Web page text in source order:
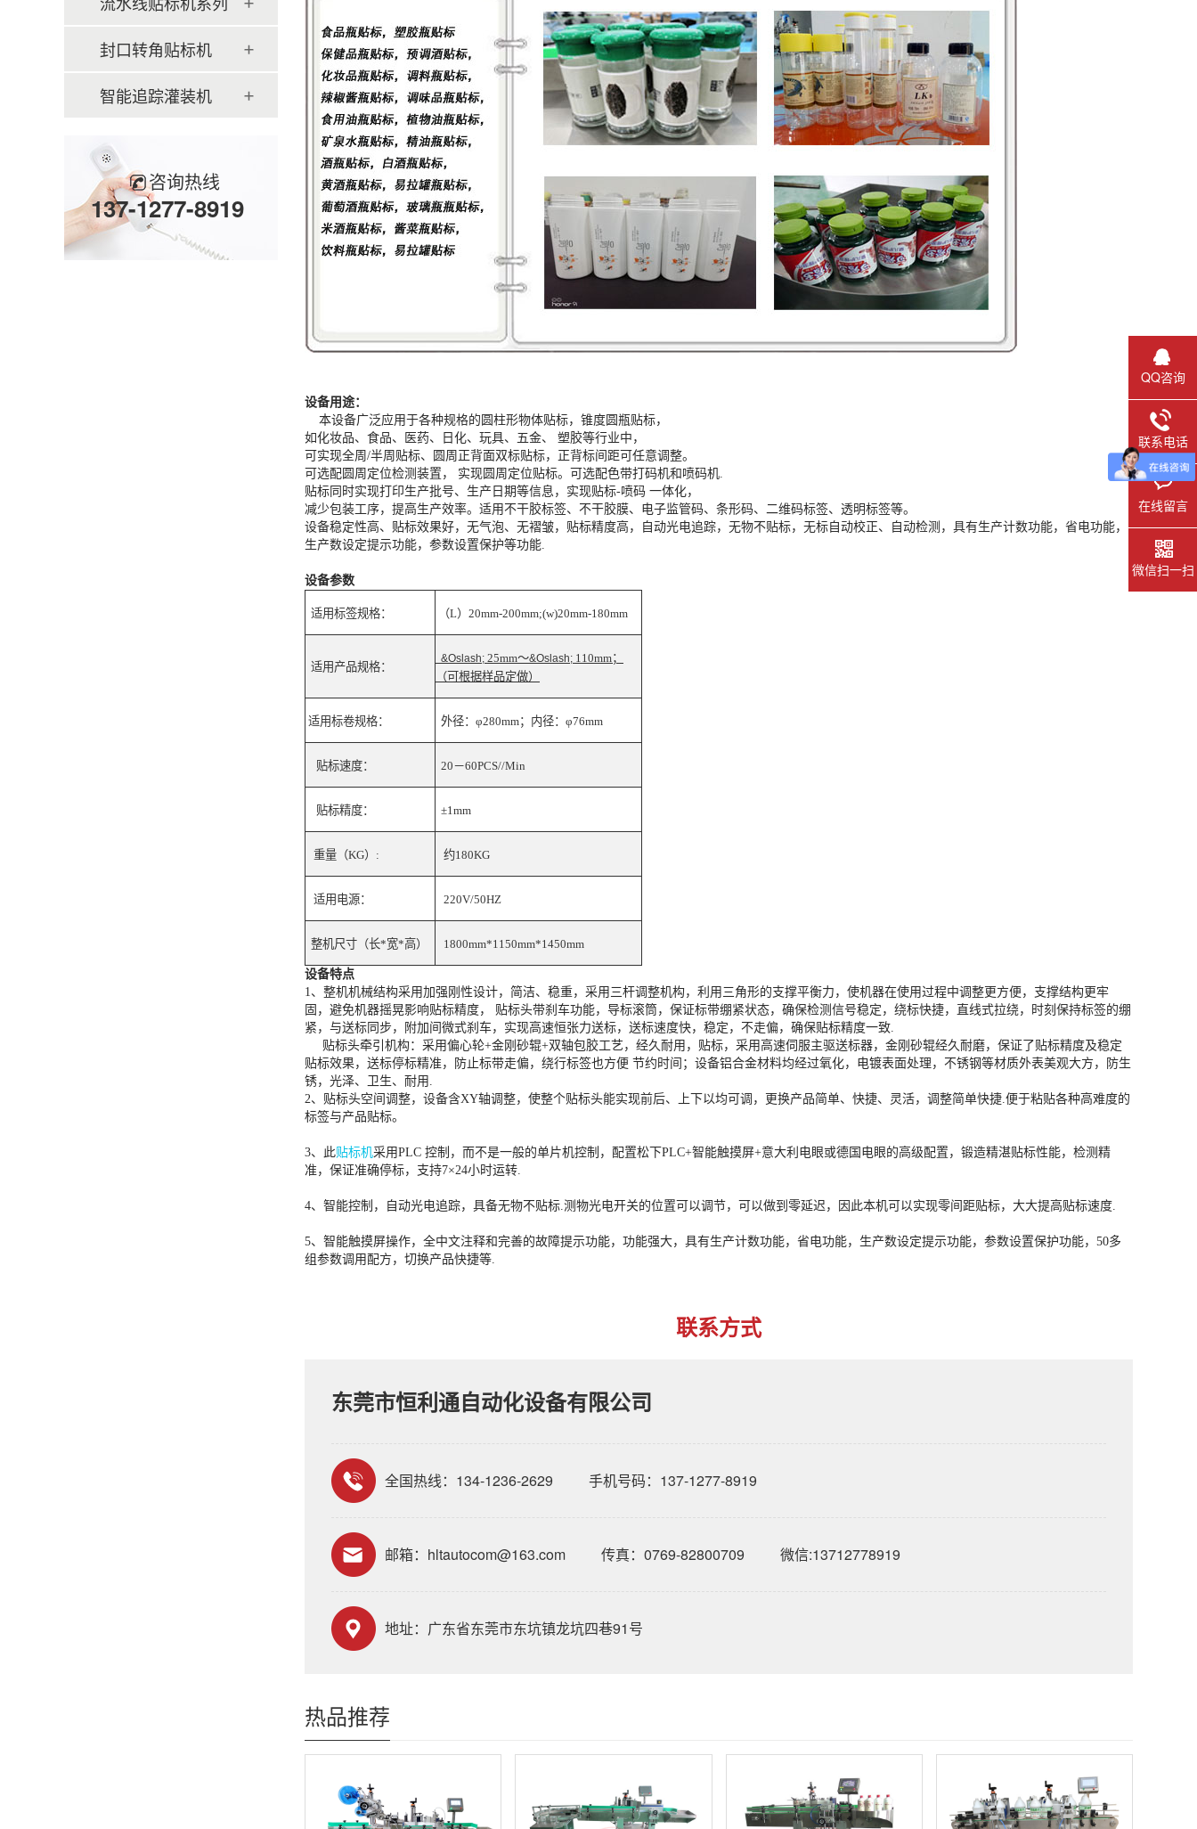
封口转角贴标机
智能追踪灌装机
咨询热线
137-1277-8919
设备用途：
本设备广泛应用于各种规格的圆柱形物体贴标，锥度圆瓶贴标，
如化妆品、食品、医药、日化、玩具、五金、 塑胶等行业中，
可实现全周/半周贴标、圆周正背面双标贴标，正背标间距可任意调整。
可选配圆周定位检测装置， 实现圆周定位贴标。可选配色带打码机和喷码机.
贴标同时实现打印生产批号、生产日期等信息，实现贴标-喷码 一体化，
减少包装工序，提高生产效率。适用不干胶标签、不干胶膜、电子监管码、条形码、二维码标签、透明标签等。
设备稳定性高、贴标效果好，无气泡、无褶皱，贴标精度高，自动光电追踪，无物不贴标，无标自动校正、自动检测，具有生产计数功能，省电功能，
生产数设定提示功能，参数设置保护等功能.
设备参数
适用标签规格： （L） 20mm-200mm;(w)20mm-180mm
适用产品规格：
&Oslash; 25mm～&Oslash; 110mm；
（可根据样品定做）
适用标卷规格： 外径： φ280mm；内径： φ76mm
贴标速度： 20－60PCS//Min
贴标精度： ±1mm
重量（KG） : 约180KG
适用电源： 220V/50HZ
整机尺寸（长*宽*高） 1800mm*1150mm*1450mm
设备特点
1、整机机械结构采用加强刚性设计，简洁、稳重，采用三杆调整机构，利用三角形的支撑平衡力，使机器在使用过程中调整更方便，支撑结构更牢
固，避免机器摇晃影响贴标精度， 贴标头带刹车功能，导标滚筒，保证标带绷紧状态，确保检测信号稳定，绕标快捷，直线式拉绕，时刻保持标签的绷
紧，与送标同步，附加间微式刹车，实现高速恒张力送标，送标速度快，稳定，不走偏，确保贴标精度一致.
贴标头牵引机构：采用偏心轮+金刚砂辊+双轴包胶工艺，经久耐用，贴标，采用高速伺服主驱送标器，金刚砂辊经久耐磨，保证了贴标精度及稳定
贴标效果，送标停标精准，防止标带走偏，绕行标签也方便 节约时间；设备铝合金材料均经过氧化，电镀表面处理，不锈钢等材质外表美观大方，防生
锈，光泽、卫生、耐用.
2、贴标头空间调整，设备含XY轴调整，使整个贴标头能实现前后、上下以均可调，更换产品简单、快捷、灵活，调整简单快捷.便于粘贴各种高难度的
标签与产品贴标。
3、此贴标机采用PLC 控制，而不是一般的单片机控制，配置松下PLC+智能触摸屏+意大利电眼或德国电眼的高级配置，锻造精湛贴标性能，检测精
准，保证准确停标，支持7×24小时运转.
4、智能控制，自动光电追踪，具备无物不贴标.测物光电开关的位置可以调节，可以做到零延迟，因此本机可以实现零间距贴标，大大提高贴标速度.
5、智能触摸屏操作，全中文注释和完善的故障提示功能，功能强大，具有生产计数功能，省电功能，生产数设定提示功能，参数设置保护功能，50多
组参数调用配方，切换产品快捷等.
联系方式
东莞市恒利通自动化设备有限公司
全国热线：134-1236-2629 手机号码：137-1277-8919
邮箱：hltautocom@163.com 传真：0769-82800709 微信:13712778919
地址：广东省东莞市东坑镇龙坑四巷91号
热品推荐
QQ咨询
联系电话
在线留言
微信扫一扫